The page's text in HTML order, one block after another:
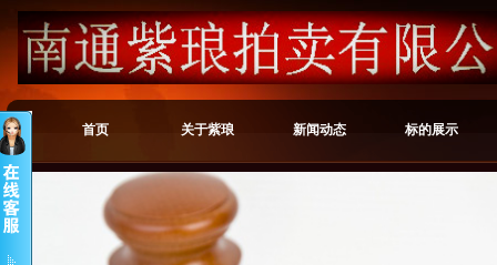
首页 关于紫琅 新闻动态 标的展示